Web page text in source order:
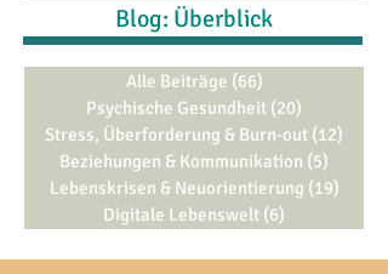
Blog: Überblick
Alle Beiträge (66)
Psychische Gesundheit (20)
Stress, Überforderung & Burn-out (12)
Beziehungen & Kommunikation (5)
Lebenskrisen & Neuorientierung (19)
Digitale Lebenswelt (6)